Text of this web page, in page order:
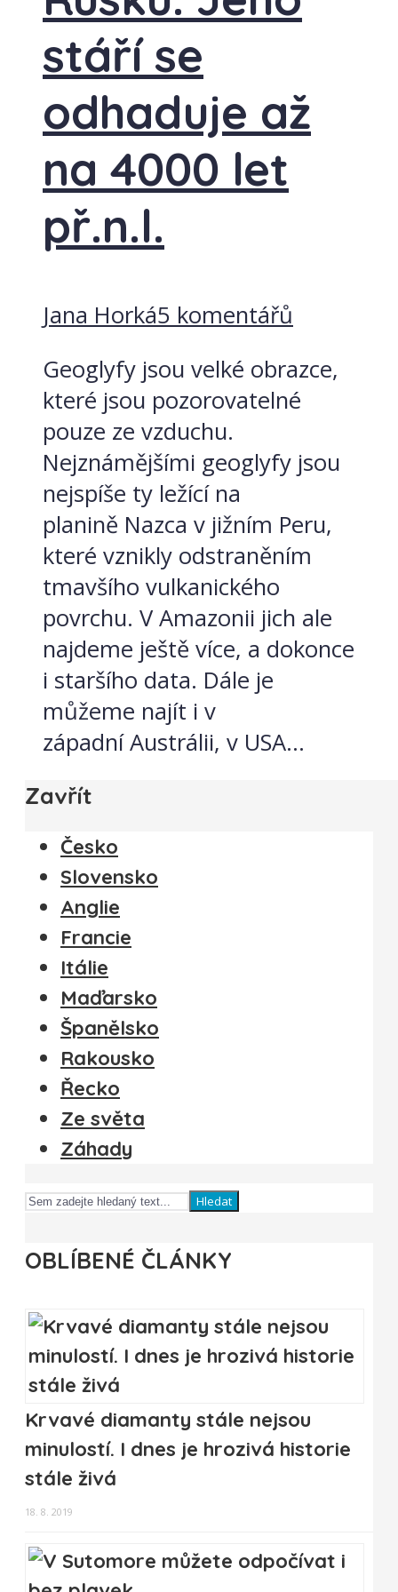
stáří se
odhaduje až
na 4000 let
př.n.l.
Jana Horká5 komentářů
Geoglyfy jsou velké obrazce,
které jsou pozorovatelné
pouze ze vzduchu.
Nejznámějšími geoglyfy jsou
nejspíše ty ležící na
planině Nazca v jižním Peru,
které vznikly odstraněním
tmavšího vulkanického
povrchu. V Amazonii jich ale
najdeme ještě více, a dokonce
i staršího data. Dále je
můžeme najít i v
západní Austrálii, v USA...
Zavřít
Česko
Slovensko
Anglie
Francie
Itálie
Maďarsko
Španělsko
Rakousko
Řecko
Ze světa
Záhady
Hledat
OBLÍBENÉ ČLÁNKY
Krvavé diamanty stále nejsou
minulostí. I dnes je hrozivá historie
stále živá
18. 8. 2019